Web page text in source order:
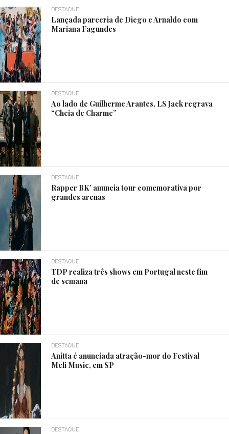
DESTAQUE
Lançada parceria de Diego e Arnaldo com
Mariana Fagundes
DESTAQUE
Ao lado de Guilherme Arantes, LS Jack regrava
“Cheia de Charme”
DESTAQUE
Rapper BK’ anuncia tour comemorativa por
grandes arenas
DESTAQUE
TDP realiza três shows em Portugal neste fim
de semana
DESTAQUE
Anitta é anunciada atração-mor do Festival
Meli Music, em SP
DESTAQUE